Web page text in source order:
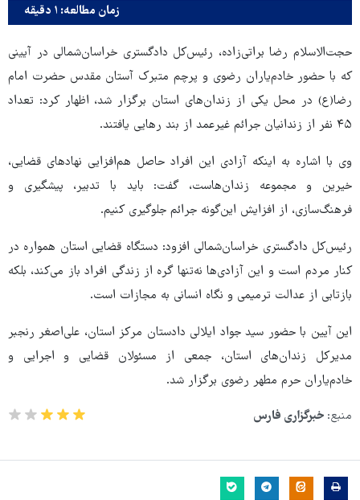
زمان مطالعه: ۱ دقیقه
حجت‌الاسلام رضا براتی‌زاده، رئیس‌کل دادگستری خراسان‌شمالی در آیینی
که با حضور خادم‌یاران رضوی و پرچم متبرک آستان مقدس حضرت امام
رضا(ع) در محل یکی از زندان‌های استان برگزار شد، اظهار کرد: تعداد
۴۵ نفر از زندانیان جرائم غیرعمد از بند رهایی یافتند.
وی با اشاره به اینکه آزادی این افراد حاصل هم‌افزایی نهادهای قضایی،
خیرین و مجموعه زندان‌هاست، گفت: باید با تدبیر، پیشگیری و
فرهنگ‌سازی، از افزایش این‌گونه جرائم جلوگیری کنیم.
رئیس‌کل دادگستری خراسان‌شمالی افزود: دستگاه قضایی استان همواره در
کنار مردم است و این آزادی‌ها نه‌تنها گره از زندگی افراد باز می‌کند، بلکه
بازتابی از عدالت ترمیمی و نگاه انسانی به مجازات است.
این آیین با حضور سید جواد ایلالی دادستان مرکز استان، علی‌اصغر رنجبر
مدیرکل زندان‌های استان، جمعی از مسئولان قضایی و اجرایی و
خادم‌یاران حرم مطهر رضوی برگزار شد.
منبع: خبرگزاری فارس